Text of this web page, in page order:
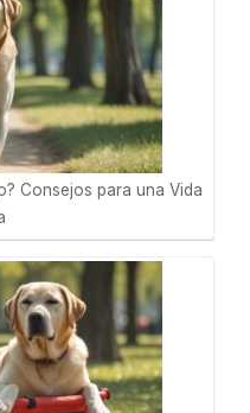
Consejos para una Vida